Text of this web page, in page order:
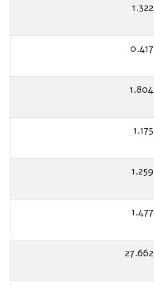
1.322
0.417
1.804
1.175
1.259
1.477
27.662